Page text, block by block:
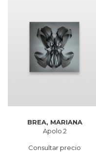
BREA, MARIANA
Apolo 2
Consultar precio